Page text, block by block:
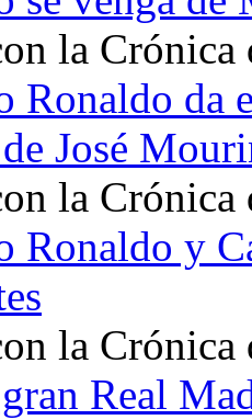
la
Ronaldo da
José
la
Ronaldo y
la
Real